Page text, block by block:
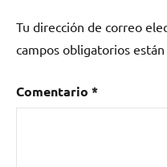
Tu dirección de correo
campos obligatorios están
Comentario *